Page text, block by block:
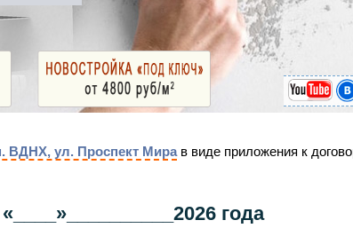
ВДНХ, ул. Проспект Мирав виде приложения к
года